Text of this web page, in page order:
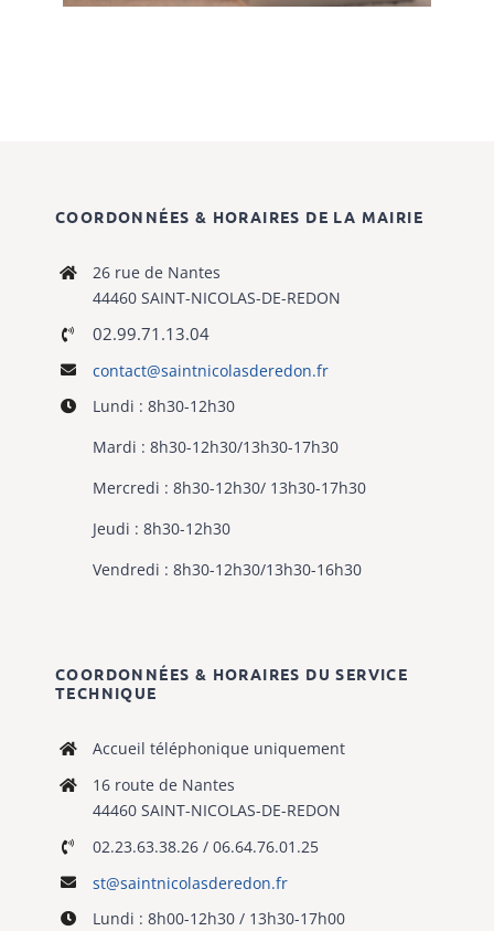
COORDONNÉES & HORAIRES DE LA MAIRIE
26 rue de Nantes
44460 SAINT-NICOLAS-DE-REDON
02.99.71.13.04
contact@saintnicolasderedon.fr
Lundi : 8h30-12h30
Mardi : 8h30-12h30/13h30-17h30
Mercredi : 8h30-12h30/ 13h30-17h30
Jeudi : 8h30-12h30
Vendredi : 8h30-12h30/13h30-16h30
COORDONNÉES & HORAIRES DU SERVICE
TECHNIQUE
Accueil téléphonique uniquement
16 route de Nantes
44460 SAINT-NICOLAS-DE-REDON
02.23.63.38.26 / 06.64.76.01.25
st@saintnicolasderedon.fr
Lundi : 8h00-12h30 / 13h30-17h00